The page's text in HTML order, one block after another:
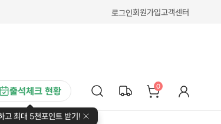
로그인회원가입고객센터
출석체크 현황
고 최대 5천포인트 받기!
0